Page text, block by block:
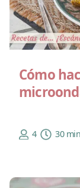
Cómo
4
30 min